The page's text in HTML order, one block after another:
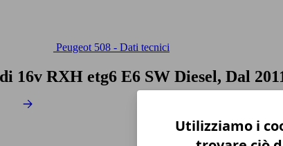
Peugeot 508 - Dati tecnici
16v RXH etg6 E6 SW Diesel, Dal
Utilizziamo i